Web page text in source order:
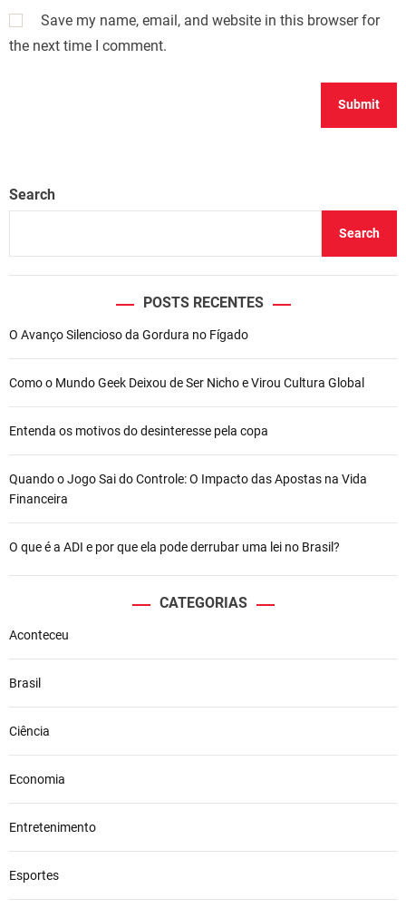
Save my name, email, and website in this browser for
the next time I comment.
Search
Search
POSTS RECENTES
O Avanço Silencioso da Gordura no Fígado
Como o Mundo Geek Deixou de Ser Nicho e Virou Cultura Global
Entenda os motivos do desinteresse pela copa
Quando o Jogo Sai do Controle: O Impacto das Apostas na Vida
Financeira
O que é a ADI e por que ela pode derrubar uma lei no Brasil?
CATEGORIAS
Aconteceu
Brasil
Ciência
Economia
Entretenimento
Esportes